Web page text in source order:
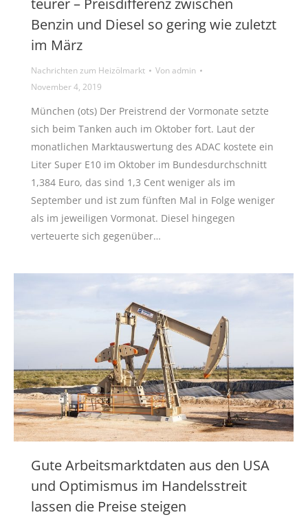
teurer – Preisdifferenz zwischen
Benzin und Diesel so gering wie zuletzt
im März
Nachrichten zum Heizölmarkt Vonadmin
November 4, 2019
München (ots) Der Preistrend der Vormonate setzte
sich beim Tanken auch im Oktober fort. Laut der
monatlichen Marktauswertung des ADAC kostete ein
Liter Super E10 im Oktober im Bundesdurchschnitt
1,384 Euro, das sind 1,3 Cent weniger als im
September und ist zum fünften Mal in Folge weniger
als im jeweiligen Vormonat. Diesel hingegen
verteuerte sich gegenüber…
Gute Arbeitsmarktdaten aus den USA
und Optimismus im Handelsstreit
lassen die Preise steigen